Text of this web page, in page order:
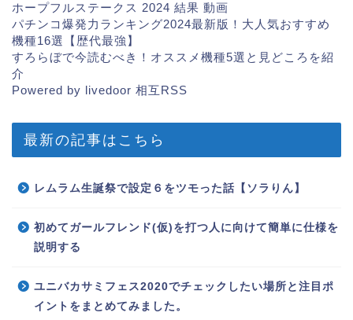
ホープフルステークス 2024 結果 動画
パチンコ爆発力ランキング2024最新版！大人気おすすめ
機種16選【歴代最強】
すろらぼで今読むべき！オススメ機種5選と見どころを紹
介
Powered by livedoor 相互RSS
最新の記事はこちら
レムラム生誕祭で設定６をツモった話【ソラりん】
初めてガールフレンド(仮)を打つ人に向けて簡単に仕様を
説明する
ユニバカサミフェス2020でチェックしたい場所と注目ポ
イントをまとめてみました。